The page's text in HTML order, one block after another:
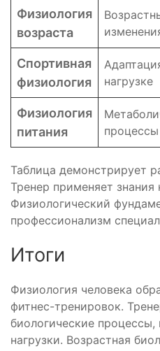
Физиология
возраста
Спортивная
физиология
нагрузке
Физиология
питания
процессы
Таблица демонстрирует
Тренер применяет знания
Физиологический
профессионализм
Итоги
Физиология человека
фитнес-тренировок.
биологические
нагрузки. Возрастная